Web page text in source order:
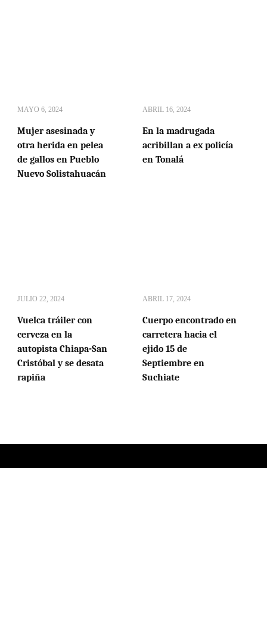
MAYO 6, 2024
Mujer asesinada y
otra herida en pelea
de gallos en Pueblo
Nuevo Solistahuacán
ABRIL 16, 2024
En la madrugada
acribillan a ex policía
en Tonalá
JULIO 22, 2024
Vuelca tráiler con
cerveza en la
autopista Chiapa-San
Cristóbal y se desata
rapiña
ABRIL 17, 2024
Cuerpo encontrado en
carretera hacia el
ejido 15 de
Septiembre en
Suchiate